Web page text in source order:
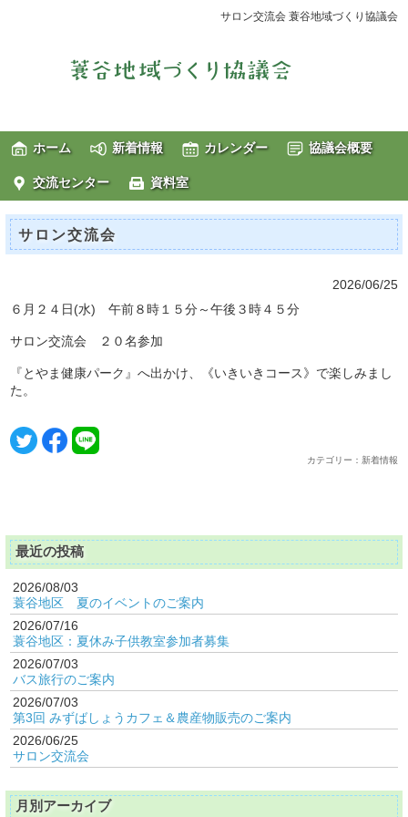
サロン交流会 蓑谷地域づくり協議会
ホーム 新着情報 カレンダー 協議会概要
交流センター 資料室
サロン交流会
2026/06/25
６月２４日(水) 午前８時１５分～午後３時４５分
サロン交流会 ２０名参加
『とやま健康パーク』へ出かけ、《いきいきコース》で楽しみまし
た。
カテゴリー：新着情報
最近の投稿
2026/08/03
蓑谷地区 夏のイベントのご案内
2026/07/16
蓑谷地区：夏休み子供教室参加者募集
2026/07/03
バス旅行のご案内
2026/07/03
第3回 みずばしょうカフェ＆農産物販売のご案内
2026/06/25
サロン交流会
月別アーカイブ